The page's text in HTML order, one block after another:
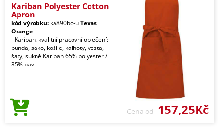
Kariban Polyester Cotton
Apron
kód výrobku: ka890bo-uTexas
Orange
- Kariban, kvalitní pracovní oblečení:
bunda, sako, košile, kalhoty, vesta,
šaty, sukně Kariban 65% polyester /
35% bav
Cena od 157,25Kč